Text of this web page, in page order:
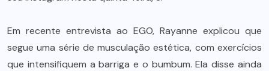
Em recente entrevista ao EGO, Rayanne explicou que
segue uma série de musculação estética, com exercícios
que intensifiquem a barriga e o bumbum. Ela disse ainda